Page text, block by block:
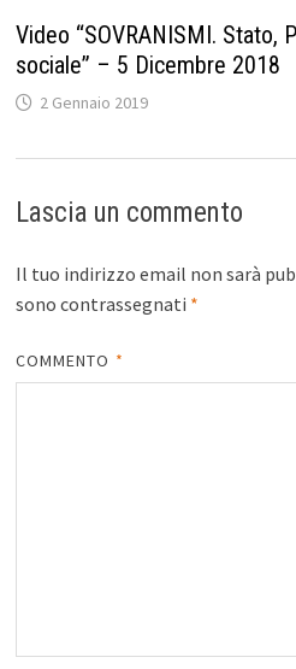
Video “SOVRANISMI. Stato,
sociale” – 5 Dicembre 2018
2 Gennaio 2019
Lascia un commento
Il tuo indirizzo email non sarà
sono contrassegnati *
COMMENTO *